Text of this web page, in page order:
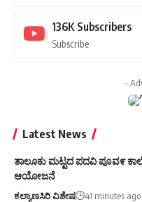
136K Subscribers
Subscribe
-
Latest News
ತಾಲೂಕು ಮಟ್ಟದ ಪದವಿ ಪೂವ೯
ಆಯೋಜನೆ
ಕಲ್ಯಾಣಸಿರಿ ವಿಶೇಷ 41 minutes ago